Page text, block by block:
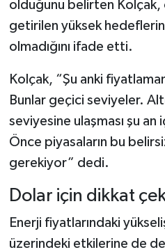
olduğunu belirten Kolçak,
getirilen yüksek
olmadığını ifade etti.
Kolçak, “Şu anki
Bunlar geçici seviyeler.
seviyesine ulaşması şu an
Önce piyasaların bu
gerekiyor” dedi.
Dolar için dikkat
Enerji fiyatlarındaki
üzerindeki etkilerine de